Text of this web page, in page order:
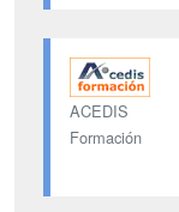
ACEDIS
Formación